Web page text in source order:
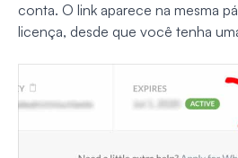
conta. O link aparece na mesma
licença, desde que você tenha